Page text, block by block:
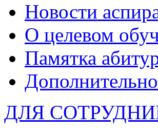
Новости
О целевом
Памятка
ДЛЯ